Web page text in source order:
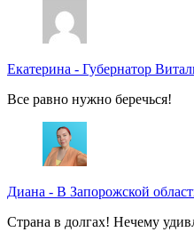
Екатерина - Губернатор
Все равно нужно беречься!
Диана - В Запорожской
Страна в долгах! Нечему